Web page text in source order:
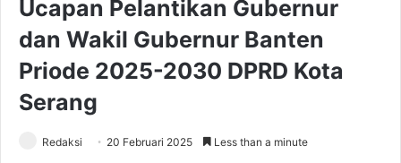
Ucapan Pelantikan Gubernur
dan Wakil Gubernur Banten
Priode 2025-2030 DPRD Kota
Serang
Redaksi 20 Februari 2025 Less than a minute